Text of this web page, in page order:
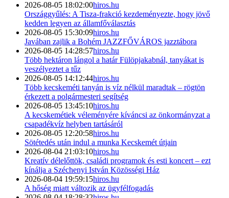
2026-08-05 18:02:00hiros.hu
Országgyűlés: A Tisza-frakció kezdeményezte, hogy jövő
kedden legyen az államfőválasztás
2026-08-05 15:30:09hiros.hu
Javában zajlik a Bohém JAZZFŐVÁROS jazztábora
2026-08-05 14:28:57hiros.hu
Több hektáron lángol a határ Fülöpjakabnál, tanyákat is
veszélyeztet a tűz
2026-08-05 14:12:44hiros.hu
Több kecskeméti tanyán is víz nélkül maradtak – rögtön
érkezett a polgármesteri segítség
2026-08-05 13:45:10hiros.hu
A kecskemétiek véleményére kíváncsi az önkormányzat a
csapadékvíz helyben tartásáról
2026-08-05 12:20:58hiros.hu
Sötétedés után indul a munka Kecskemét útjain
2026-08-04 21:03:10hiros.hu
Kreatív délelőttök, családi programok és esti koncert – ezt
kínálja a Széchenyi István Közösségi Ház
2026-08-04 19:59:15hiros.hu
A hőség miatt változik az ügyfélfogadás